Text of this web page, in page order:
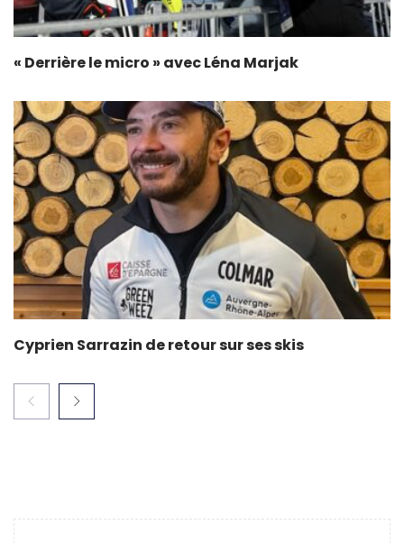
« Derrière le micro » avec Léna Marjak
Cyprien Sarrazin de retour sur ses skis